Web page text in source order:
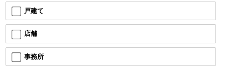
戸建て
店舗
事務所